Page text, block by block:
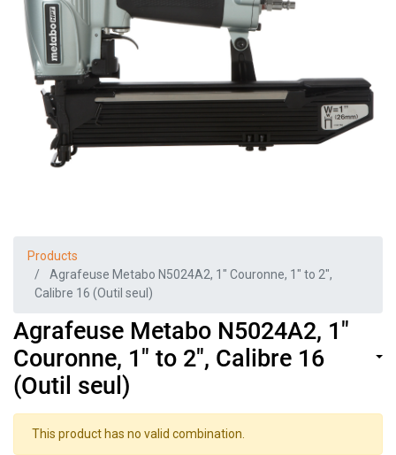
Products
Agrafeuse Metabo N5024A2, 1" Couronne, 1" to 2",
Calibre 16 (Outil seul)
Agrafeuse Metabo N5024A2, 1"
Couronne, 1" to 2", Calibre 16
(Outil seul)
This product has no valid combination.